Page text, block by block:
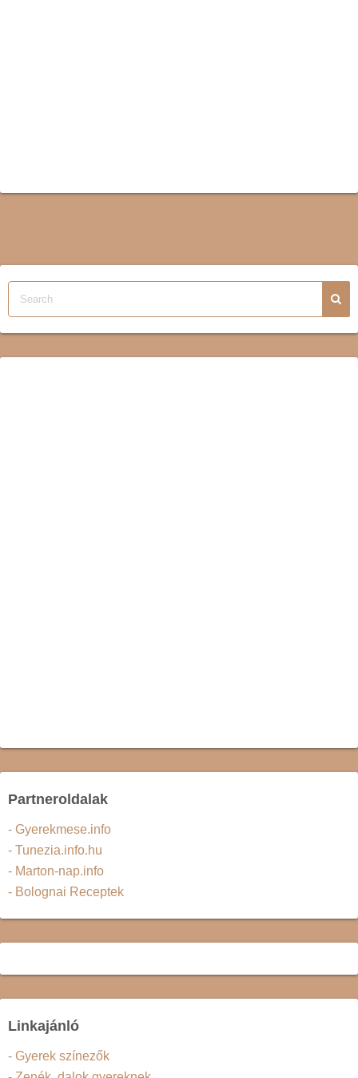
Partneroldalak
- Gyerekmese.info
- Tunezia.info.hu
- Marton-nap.info
- Bolognai Receptek
Linkajánló
- Gyerek színezők